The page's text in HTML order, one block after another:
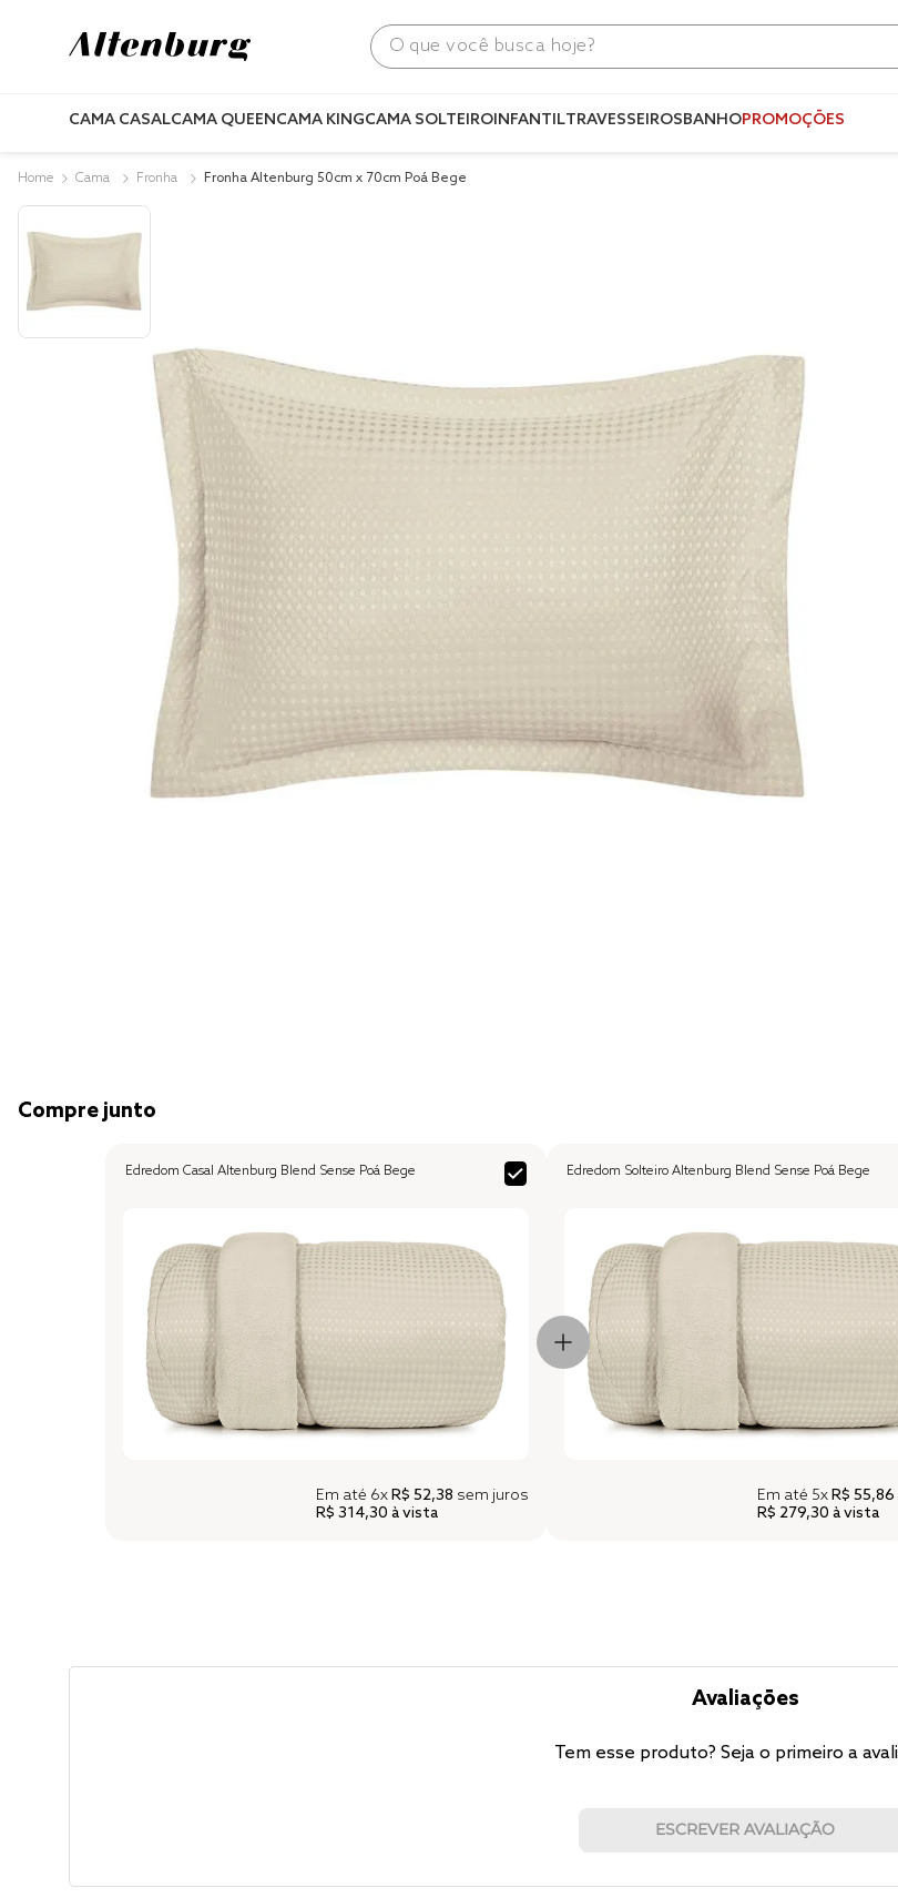
O que você busca hoje?
CAMA CASALCAMA QUEENCAMA KINGCAMA SOLTEIROINFANTILTRAVESSEIROSBANHOPROMOÇÕES
Cama Fronha Fronha Altenburg 50cm x 70cm Poá Bege
Compre junto
Edredom Casal Altenburg Blend Sense Poá Bege
Em até 6xR$ 52,38 sem juros
R$ 314,30 à vista
Edredom Solteiro Altenburg Blend Sense Poá Bege
Em até 5xR$ 55,86
R$ 279,30 à vista
Avaliações
Tem esse produto? Seja o primeiro a
ESCREVER AVALIAÇÃO